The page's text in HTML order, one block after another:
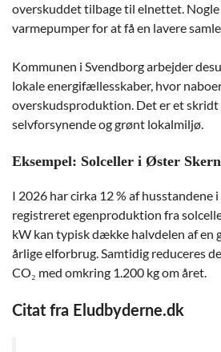
overskuddet tilbage til elnettet.
varmepumper for at få en lavere
Kommunen i Svendborg arbejder
lokale energifællesskaber, hvor
overskudsproduktion. Det er et skridt
selvforsynende og grønt lokalmiljø.
Eksempel: Solceller i Øster
I 2026 har cirka 12 % af husstandene
registreret egenproduktion fra
kW kan typisk dække halvdelen af en
årlige elforbrug. Samtidig reduceres
CO₂ med omkring 1.200 kg om året.
Citat fra Eludbyderne.dk